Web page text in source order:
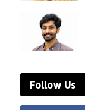
Follow Us